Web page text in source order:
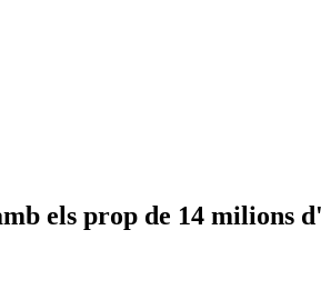
els prop de 14 milions